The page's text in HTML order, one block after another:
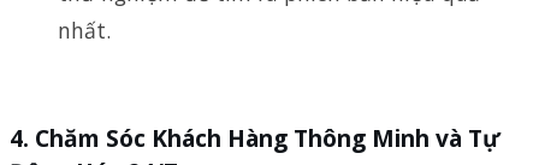
nhất.
4. Chăm Sóc Khách Hàng Thông Minh và Tự